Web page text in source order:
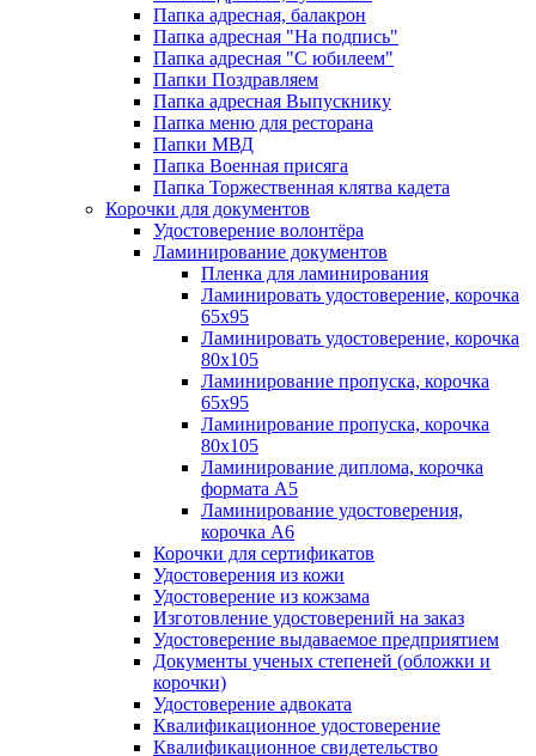
Папка адресная, балакрон
Папка адресная "На подпись"
Папка адресная "C юбилеем"
Папки Поздравляем
Папка адресная Выпускнику
Папка меню для ресторана
Папки МВД
Папка Военная присяга
Папка Торжественная клятва кадета
Корочки для документов
Удостоверение волонтёра
Ламинирование документов
Пленка для ламинирования
Ламинировать удостоверение, корочка
65х95
Ламинировать удостоверение, корочка
80х105
Ламинирование пропуска, корочка
65х95
Ламинирование пропуска, корочка
80х105
Ламинирование диплома, корочка
формата А5
Ламинирование удостоверения,
корочка А6
Корочки для сертификатов
Удостоверения из кожи
Удостоверение из кожзама
Изготовление удостоверений на заказ
Удостоверение выдаваемое предприятием
Документы ученых степеней (обложки и
корочки)
Удостоверение адвоката
Квалификационное удостоверение
Квалификационное свидетельство